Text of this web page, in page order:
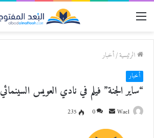
الرئيسية/أخبار
أخبار
“ساير الجنة” فيلم في نادي العويس السينمائي
Wael
0
235